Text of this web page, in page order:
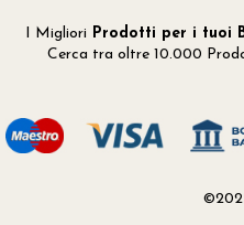
I Migliori Prodotti per i tuoi
Cerca tra oltre 10.000